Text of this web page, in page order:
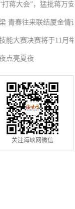
名责任官员要求撤职下
蒋大会”，猛批蒋万安
蓝营搬出蔡英文、赖清
青春往来联结厦金情谊
能大赛决赛将于11月举
点亮夏夜
关注海峡网微信